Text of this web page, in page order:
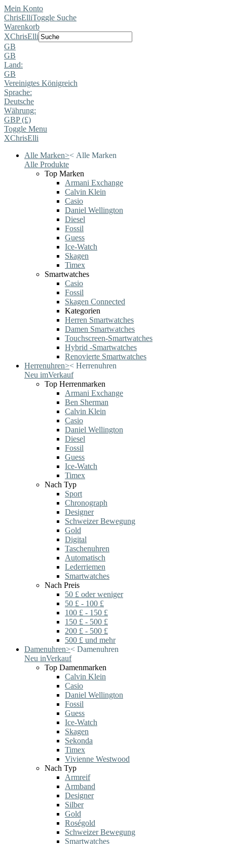
Mein Konto
ChrisElliToggle Suche
Warenkorb
XChrisElli
GB
GB
Land:
GB
Vereinigtes Königreich
Sprache:
Deutsche
Währung:
GBP (£)
Toggle Menu
XChrisElli
Alle Marken>< Alle Marken
Alle Produkte
Top Marken
Armani Exchange
Calvin Klein
Casio
Daniel Wellington
Diesel
Fossil
Guess
Ice-Watch
Skagen
Timex
Smartwatches
Casio
Fossil
Skagen Connected
Kategorien
Herren Smartwatches
Damen Smartwatches
Touchscreen-Smartwatches
Hybrid -Smartwatches
Renovierte Smartwatches
Herrenuhren>< Herrenuhren
Neu imVerkauf
Top Herrenmarken
Armani Exchange
Ben Sherman
Calvin Klein
Casio
Daniel Wellington
Diesel
Fossil
Guess
Ice-Watch
Timex
Nach Typ
Sport
Chronograph
Designer
Schweizer Bewegung
Gold
Digital
Taschenuhren
Automatisch
Lederriemen
Smartwatches
Nach Preis
50 £ oder weniger
50 £ - 100 £
100 £ - 150 £
150 £ - 500 £
200 £ - 500 £
500 £ und mehr
Damenuhren>< Damenuhren
Neu inVerkauf
Top Damenmarken
Calvin Klein
Casio
Daniel Wellington
Fossil
Guess
Ice-Watch
Skagen
Sekonda
Timex
Vivienne Westwood
Nach Typ
Armreif
Armband
Designer
Silber
Gold
Roségold
Schweizer Bewegung
Smartwatches